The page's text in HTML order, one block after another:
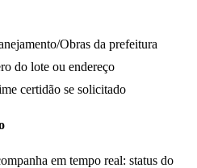
Obras da prefeitura
do lote ou endereço
certidão se solicitado
em tempo real: status do